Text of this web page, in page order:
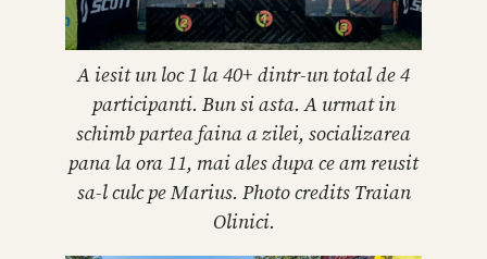
A iesit un loc 1 la 40+ dintr-un total de 4
participanti. Bun si asta. A urmat in
schimb partea faina a zilei, socializarea
pana la ora 11, mai ales dupa ce am reusit
sa-l culc pe Marius. Photo credits Traian
Olinici.